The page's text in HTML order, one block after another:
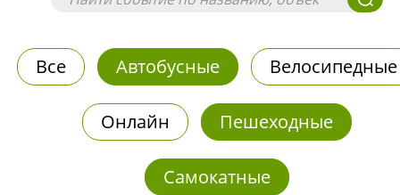
Все Автобусные Велосипедные
Онлайн Пешеходные
Самокатные